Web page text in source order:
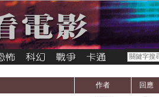
作者 回應